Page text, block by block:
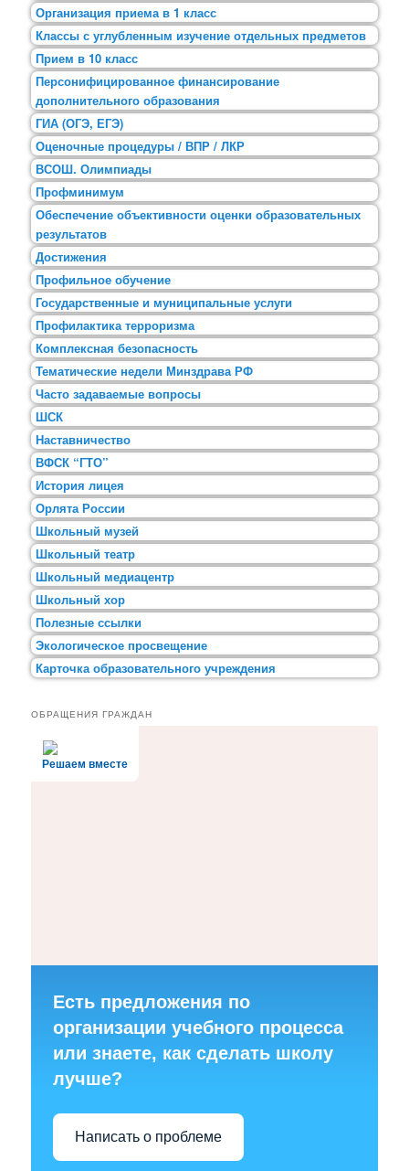
Организация приема в 1 класс
Классы с углубленным изучение отдельных предметов
Прием в 10 класс
Персонифицированное финансирование
дополнительного образования
ГИА (ОГЭ, ЕГЭ)
Оценочные процедуры / ВПР / ЛКР
ВСОШ. Олимпиады
Профминимум
Обеспечение объективности оценки образовательных
результатов
Достижения
Профильное обучение
Государственные и муниципальные услуги
Профилактика терроризма
Комплексная безопасность
Тематические недели Минздрава РФ
Часто задаваемые вопросы
ШСК
Наставничество
ВФСК “ГТО”
История лицея
Орлята России
Школьный музей
Школьный театр
Школьный медиацентр
Школьный хор
Полезные ссылки
Экологическое просвещение
Карточка образовательного учреждения
ОБРАЩЕНИЯ ГРАЖДАН
Решаем вместе
Есть предложения по
организации учебного процесса
или знаете, как сделать школу
лучше?
Написать о проблеме